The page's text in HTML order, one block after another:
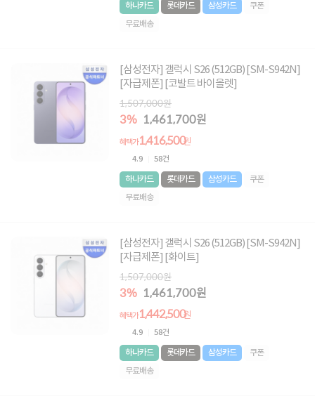
하나카드 롯데카드 삼성카드
쿠폰
무료배송
[삼성전자] 갤럭시 S26 (512GB) [SM-S942N]
[자급제폰] [코발트 바이올렛]
1,507,000원
3% 1,461,700원
혜택가1,416,500원
4.9 58건
하나카드 롯데카드 삼성카드
쿠폰
무료배송
[삼성전자] 갤럭시 S26 (512GB) [SM-S942N]
[자급제폰] [화이트]
1,507,000원
3% 1,461,700원
혜택가1,442,500원
4.9 58건
하나카드 롯데카드 삼성카드
쿠폰
무료배송